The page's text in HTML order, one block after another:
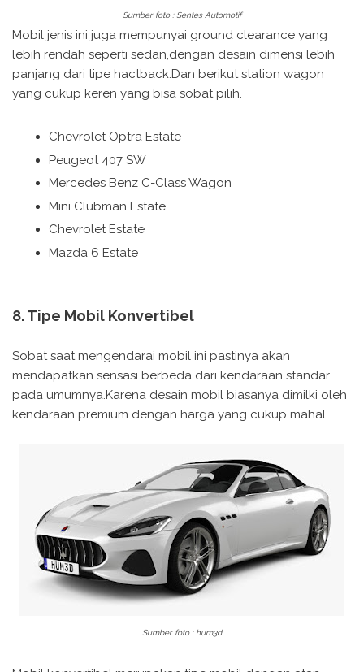
Sumber foto : Sentes Automotif
Mobil jenis ini juga mempunyai ground clearance yang
lebih rendah seperti sedan,dengan desain dimensi lebih
panjang dari tipe hactback.Dan berikut station wagon
yang cukup keren yang bisa sobat pilih.
Chevrolet Optra Estate
Peugeot 407 SW
Mercedes Benz C-Class Wagon
Mini Clubman Estate
Chevrolet Estate
Mazda 6 Estate
8. Tipe Mobil Konvertibel
Sobat saat mengendarai mobil ini pastinya akan
mendapatkan sensasi berbeda dari kendaraan standar
pada umumnya.Karena desain mobil biasanya dimilki oleh
kendaraan premium dengan harga yang cukup mahal.
Sumber foto : hum3d